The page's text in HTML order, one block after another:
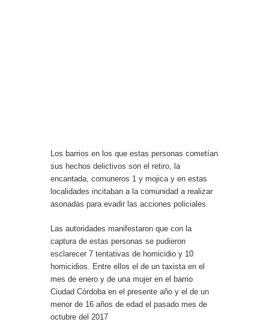
Los barrios en los que estas personas cometían
sus hechos delictivos son el retiro, la
encantada, comuneros 1 y mojica y en estas
localidades incitaban a la comunidad a realizar
asonadas para evadir las acciones policiales
Las autoridades manifestaron que con la
captura de estas personas se pudieron
esclarecer 7 tentativas de homicidio y 10
homicidios. Entre ellos el de un taxista en el
mes de enero y de una mujer en el barrio
Ciudad Córdoba en el presente año y el de un
menor de 16 años de edad el pasado mes de
octubre del 2017